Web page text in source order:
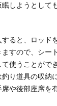
しようとして
ると、ロッド
すので、シー
使うことがで
り道具の収納
や後部座席を